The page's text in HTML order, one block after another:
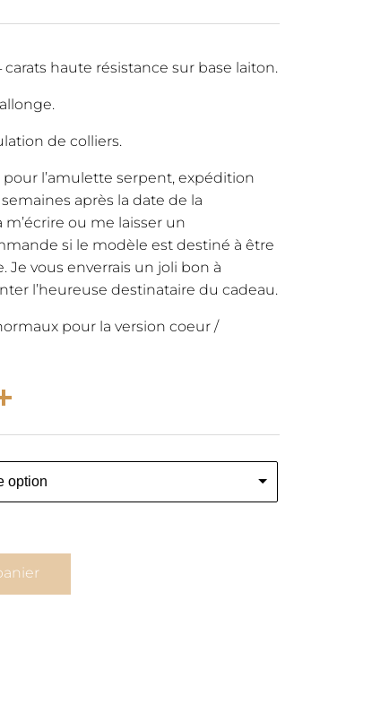
haute résistance sur base laiton.
de colliers.
l’amulette serpent, expédition
après la date de la
ou me laisser un
si le modèle est destiné à être
vous enverrais un joli bon à
l’heureuse destinataire du cadeau.
pour la version coeur /